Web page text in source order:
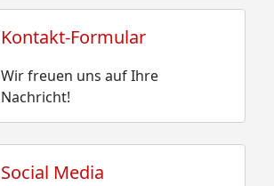
Kontakt-Formular
Wir freuen uns auf Ihre
Nachricht!
Social Media